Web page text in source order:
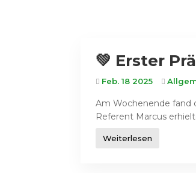
💚 Erster
Feb. 18 2025
Am Wochenende fand
Referent Marcus
Weiterlesen